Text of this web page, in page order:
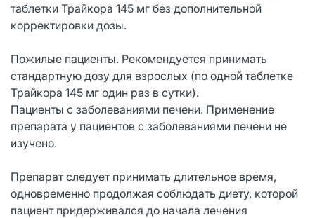
таблетки Трайкора 145 мг без дополнительной
корректировки дозы.
Пожилые пациенты. Рекомендуется принимать
стандартную дозу для взрослых (по одной таблетке
Трайкора 145 мг один раз в сутки).
Пациенты с заболеваниями печени. Применение
препарата у пациентов с заболеваниями печени не
изучено.
Препарат следует принимать длительное время,
одновременно продолжая соблюдать диету, которой
пациент придерживался до начала лечения